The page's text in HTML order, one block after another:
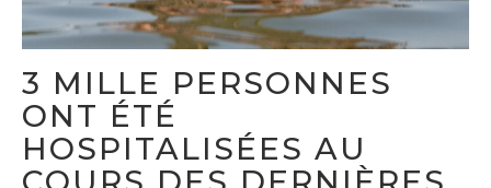
3 MILLE PERSONNES
ONT ÉTÉ
HOSPITALISÉES AU